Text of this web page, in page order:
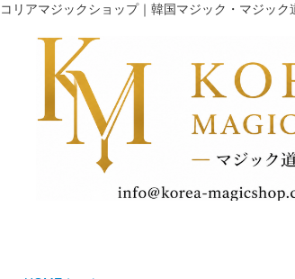
コリアマジックショップ｜韓国マジック・マジック